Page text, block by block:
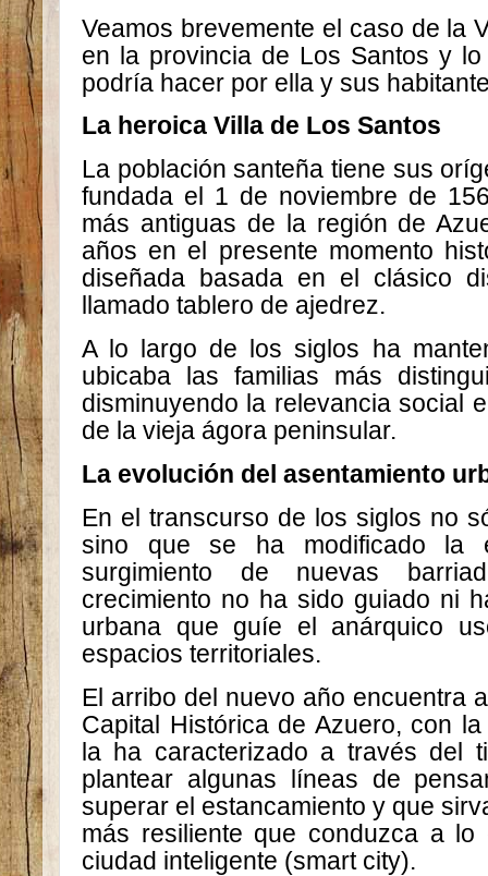
Veamos brevemente el caso de la
en la provincia de Los Santos y
podría hacer por ella y sus
La heroica Villa de Los Santos
La población santeña tiene sus
fundada el 1 de noviembre de
más antiguas de la región de
años en el presente momento
diseñada basada en el clásico
llamado tablero de ajedrez.
A lo largo de los siglos ha
ubicaba las familias más
disminuyendo la relevancia social
de la vieja ágora peninsular.
La evolución del asentamiento
En el transcurso de los siglos no
sino que se ha modificado la
surgimiento de nuevas
crecimiento no ha sido guiado ni
urbana que guíe el anárquico
espacios territoriales.
El arribo del nuevo año encuentra
Capital Histórica de Azuero, con
la ha caracterizado a través del
plantear algunas líneas de
superar el estancamiento y que
más resiliente que conduzca a
ciudad inteligente (smart city).